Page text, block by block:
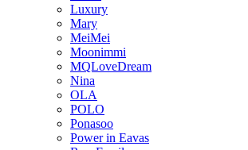
Luxury
Mary
MeiMei
Moonimmi
MQLoveDream
Nina
OLA
POLO
Ponasoo
Power in Eavas